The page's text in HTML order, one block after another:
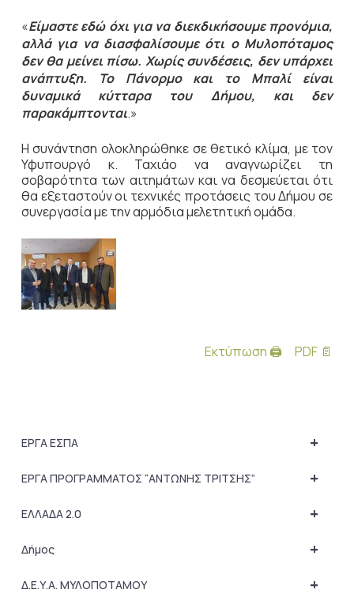
«Είμαστε εδώ όχι για να διεκδικήσουμε προνόμια,
αλλά για να διασφαλίσουμε ότι ο Μυλοπόταμος
δεν θα μείνει πίσω. Χωρίς συνδέσεις, δεν υπάρχει
ανάπτυξη. Το Πάνορμο και το Μπαλί είναι
δυναμικά κύτταρα του Δήμου, και δεν
παρακάμπτονται.»
Η συνάντηση ολοκληρώθηκε σε θετικό κλίμα, με τον
Υφυπουργό κ. Ταχιάο να αναγνωρίζει τη
σοβαρότητα των αιτημάτων και να δεσμεύεται ότι
θα εξεταστούν οι τεχνικές προτάσεις του Δήμου σε
συνεργασία με την αρμόδια μελετητική ομάδα.
Εκτύπωση 🖨 PDF 📄
+
ΕΡΓΑ ΕΣΠΑ
+
ΕΡΓΑ ΠΡΟΓΡΑΜΜΑΤΟΣ “ΑΝΤΩΝΗΣ ΤΡΙΤΣΗΣ”
+
ΕΛΛΑΔΑ 2.0
+
Δήμος
+
Δ.Ε.Υ.Α. ΜΥΛΟΠΟΤΑΜΟΥ